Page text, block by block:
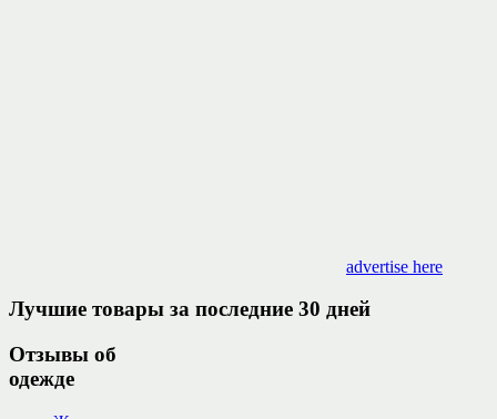
advertise here
Лучшие товары за последние 30 дней
Отзывы об
одежде